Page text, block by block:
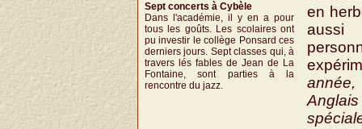
Sept concerts à Cybèle
Dans l'académie, il y en a pour
tous les goûts. Les scolaires ont
pu investir le collège Ponsard ces
derniers jours. Sept classes qui, à
travers lés fables de Jean de La
Fontaine, sont parties à la
rencontre du jazz.
en